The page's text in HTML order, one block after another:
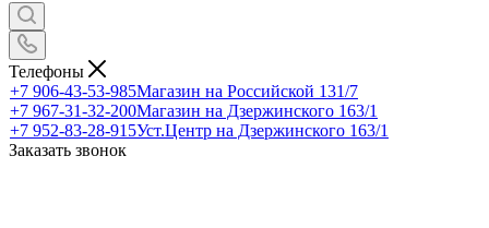
Телефоны
+7 906-43-53-985Магазин на Российской 131/7
+7 967-31-32-200Магазин на Дзержинского 163/1
+7 952-83-28-915Уст.Центр на Дзержинского 163/1
Заказать звонок